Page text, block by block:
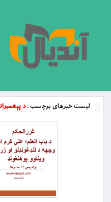
لیست خبرهای برچسب :د